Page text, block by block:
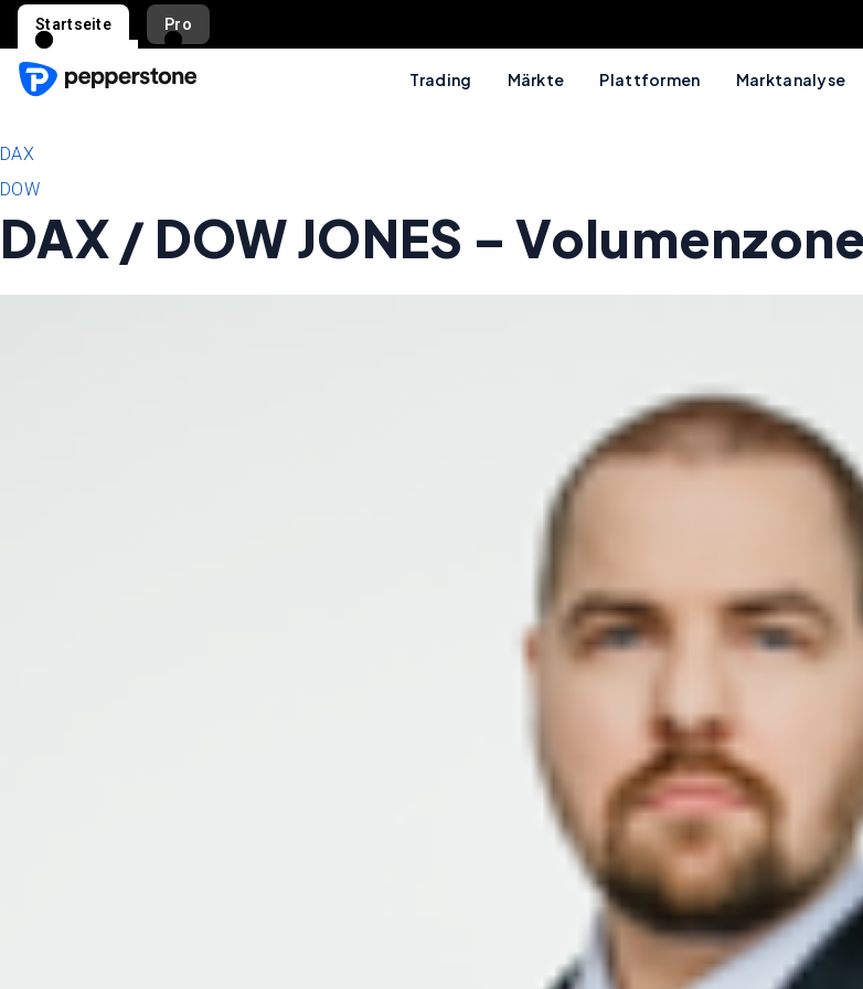
Startseite Pro
Trading Märkte Plattformen Marktanalyse
DAX
DOW
DAX / DOW JONES –